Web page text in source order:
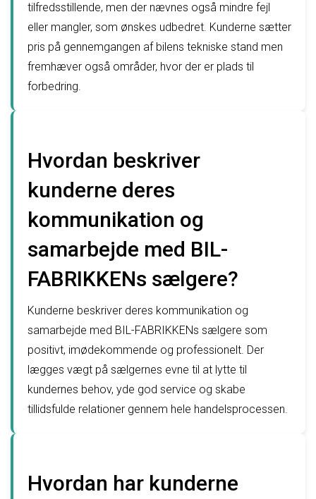
tilfredsstillende, men der nævnes også mindre fejl
eller mangler, som ønskes udbedret. Kunderne sætter
pris på gennemgangen af bilens tekniske stand men
fremhæver også områder, hvor der er plads til
forbedring.
Hvordan beskriver
kunderne deres
kommunikation og
samarbejde med BIL-
FABRIKKENs sælgere?
Kunderne beskriver deres kommunikation og
samarbejde med BIL-FABRIKKENs sælgere som
positivt, imødekommende og professionelt. Der
lægges vægt på sælgernes evne til at lytte til
kundernes behov, yde god service og skabe
tillidsfulde relationer gennem hele handelsprocessen.
Hvordan har kunderne